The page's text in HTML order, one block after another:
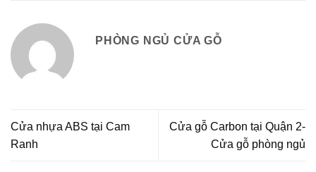
PHÒNG NGỦ CỬA GỖ
Cửa nhựa ABS tại Cam
Ranh
Cửa gỗ Carbon tại Quận 2-
Cửa gỗ phòng ngủ